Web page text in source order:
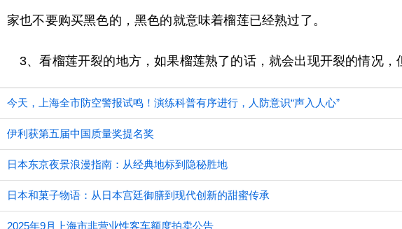
家也不要购买黑色的，黑色的就意味着榴莲已经熟过了。
3、看榴莲开裂的地方，如果榴莲熟了的话，就会出现开裂的情况，
今天，上海全市防空警报试鸣！演练科普有序进行，人防意识“声入人心”
伊利获第五届中国质量奖提名奖
日本东京夜景浪漫指南：从经典地标到隐秘胜地
日本和菓子物语：从日本宫廷御膳到现代创新的甜蜜传承
2025年9月上海市非营业性客车额度拍卖公告